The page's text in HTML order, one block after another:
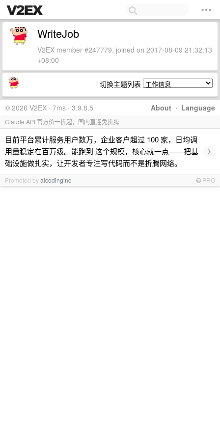
WriteJob
V2EX member #247779, joined on 2017-08-09 21:32:13
+08:00
切换主题列表
About · Language
© 2026 V2EX · 7ms · 3.9.8.5
Claude API 官方价一折起，国内直连免折腾
目前平台累计服务用户数万，企业客户超过 100 家，日均调
用量稳定在百万级。能跑到 这个规模，核心就一点——把基
础设施做扎实，让开发者专注写代码而不是折腾网络。
›
Promoted byaicodinginc PRO